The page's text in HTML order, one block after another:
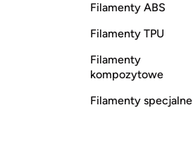
Filamenty ABS
Filamenty TPU
Filamenty
kompozytowe
Filamenty specjalne